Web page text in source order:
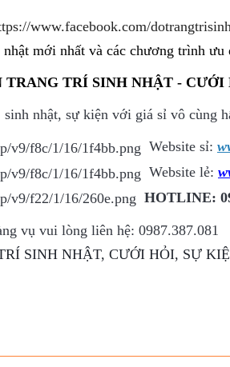
www.facebook.com/
mới nhất và các chương trình
TRÍ SINH NHẬT - CƯỚI
nhật, sự kiện với giá sỉ vô cùng
Website sỉ:
Website lẻ:
HOTLINE:
vụ vui lòng liên hệ: 0987.387.081
SINH NHẬT, CƯỚI HỎI, SỰ